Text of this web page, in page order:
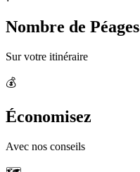
Nombre de Péages
Sur votre itinéraire
💰
Économisez
Avec nos conseils